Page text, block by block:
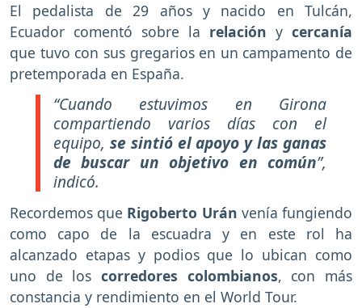
El pedalista de 29 años y nacido en Tulcán,
Ecuador comentó sobre la relación y cercanía
que tuvo con sus gregarios en un campamento de
pretemporada en España.
“Cuando estuvimos en Girona
compartiendo varios días con el
equipo, se sintió el apoyo y las ganas
de buscar un objetivo en común”,
indicó.
Recordemos que Rigoberto Urán venía fungiendo
como capo de la escuadra y en este rol ha
alcanzado etapas y podios que lo ubican como
uno de los corredores colombianos, con más
constancia y rendimiento en el World Tour.